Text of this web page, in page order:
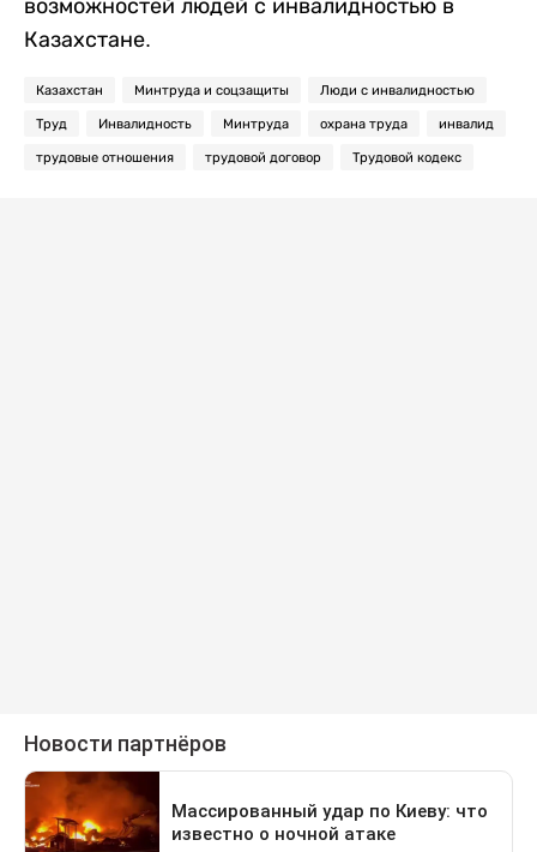
возможностей людей с инвалидностью в
Казахстане.
Казахстан Минтруда и соцзащиты Люди с инвалидностью
Труд Инвалидность Минтруда охрана труда инвалид
трудовые отношения трудовой договор Трудовой кодекс